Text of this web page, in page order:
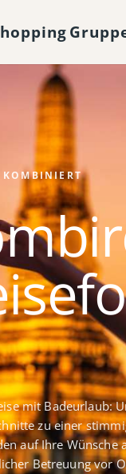
mit Badeurlaub:
zu einer
auf Ihre Wünsche
Betreuung vor